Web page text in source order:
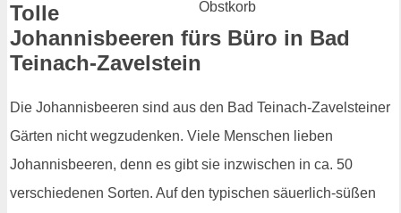
Tolle
Johannisbeeren fürs Büro in Bad
Teinach-Zavelstein
Die Johannisbeeren sind aus den Bad Teinach-Zavelsteiner
Gärten nicht wegzudenken. Viele Menschen lieben
Johannisbeeren, denn es gibt sie inzwischen in ca. 50
verschiedenen Sorten. Auf den typischen säuerlich-süßen